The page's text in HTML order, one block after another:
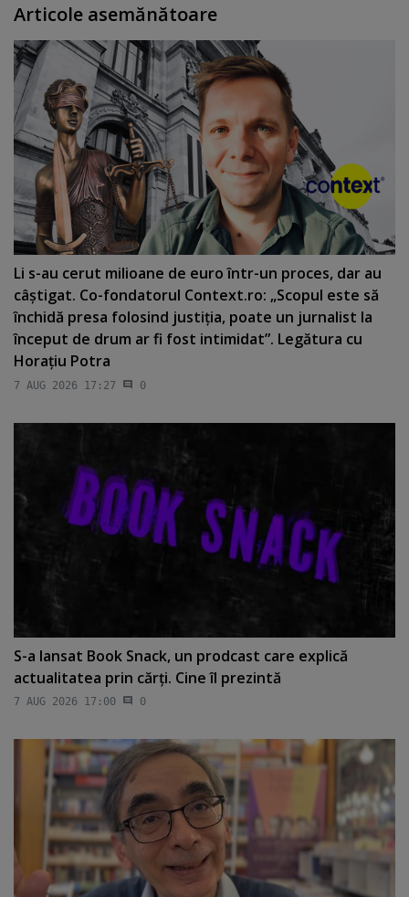
Articole asemănătoare
Li s-au cerut milioane de euro într-un proces, dar au
câştigat. Co-fondatorul Context.ro: „Scopul este să
închidă presa folosind justiţia, poate un jurnalist la
început de drum ar fi fost intimidat”. Legătura cu
Horaţiu Potra
7 AUG 2026 17:27 0
S-a lansat Book Snack, un prodcast care explică
actualitatea prin cărţi. Cine îl prezintă
7 AUG 2026 17:00 0